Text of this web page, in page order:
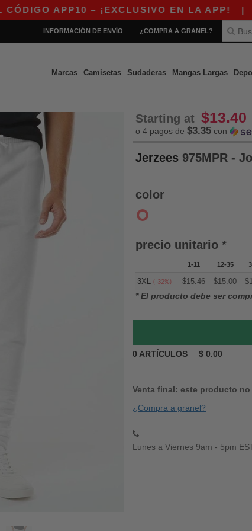
APP10 – ¡EXCLUSIVO EN LA APP!|
INFORMACIÓN DE ENVÍO ¿COMPRA A GRANEL?
Marcas Camisetas Sudaderas Mangas Largas
Starting at $13.40
o 4 pagos de $3.35 con
Jerzees 975MPR -
color
precio unitario *
1-11 12-35
3XL (-32%) $15.46 $15.00 $
* El producto debe ser
0 ARTÍCULOS $ 0.00
Venta final: este producto
¿Compra a granel?
Lunes a Viernes 9am - 5pm